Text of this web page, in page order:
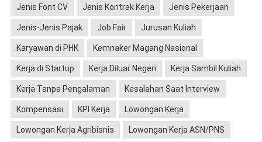
Jenis Font CV Jenis Kontrak Kerja Jenis Pekerjaan
Jenis-Jenis Pajak Job Fair Jurusan Kuliah
Karyawan di PHK Kemnaker Magang Nasional
Kerja di Startup Kerja Diluar Negeri Kerja Sambil Kuliah
Kerja Tanpa Pengalaman Kesalahan Saat Interview
Kompensasi KPI Kerja Lowongan Kerja
Lowongan Kerja Agribisnis Lowongan Kerja ASN/PNS